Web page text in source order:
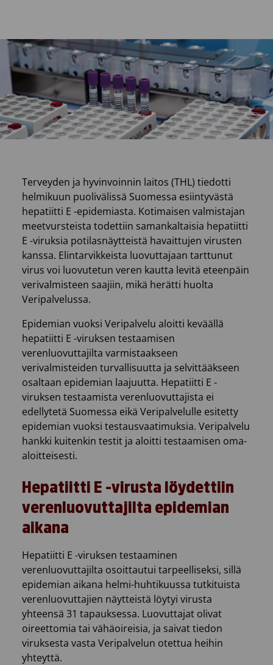
Terveyden ja hyvinvoinnin laitos (THL) tiedotti
helmikuun puolivälissä Suomessa esiintyvästä
hepatiitti E -epidemiasta. Kotimaisen valmistajan
meetvursteista todettiin samankaltaisia hepatiitti
E -viruksia potilasnäytteistä havaittujen virusten
kanssa. Elintarvikkeista luovuttajaan tarttunut
virus voi luovutetun veren kautta levitä eteenpäin
verivalmisteen saajiin, mikä herätti huolta
Veripalvelussa.
Epidemian vuoksi Veripalvelu aloitti keväällä
hepatiitti E -viruksen testaamisen
verenluovuttajilta varmistaakseen
verivalmisteiden turvallisuutta ja selvittääkseen
osaltaan epidemian laajuutta. Hepatiitti E -
viruksen testaamista verenluovuttajista ei
edellytetä Suomessa eikä Veripalvelulle esitetty
epidemian vuoksi testausvaatimuksia. Veripalvelu
hankki kuitenkin testit ja aloitti testaamisen oma-
aloitteisesti.
Hepatiitti E -virusta löydettiin
verenluovuttajilta epidemian
aikana
Hepatiitti E -viruksen testaaminen
verenluovuttajilta osoittautui tarpeelliseksi, sillä
epidemian aikana helmi-huhtikuussa tutkituista
verenluovuttajien näytteistä löytyi virusta
yhteensä 31 tapauksessa. Luovuttajat olivat
oireettomia tai vähäoireisia, ja saivat tiedon
viruksesta vasta Veripalvelun otettua heihin
yhteyttä.